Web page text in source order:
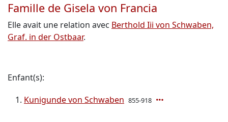
Famille de Gisela von Francia
Elle avait une relation avec Berthold Iii von Schwaben,
Graf. in der Ostbaar.
Enfant(s):
Kunigunde von Schwaben 855-918